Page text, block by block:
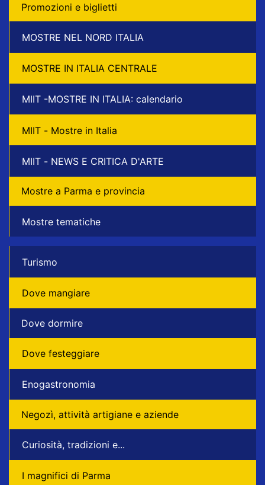
Promozioni e biglietti
MOSTRE NEL NORD ITALIA
MOSTRE IN ITALIA CENTRALE
MIIT -MOSTRE IN ITALIA: calendario
MIIT - Mostre in Italia
MIIT - NEWS E CRITICA D'ARTE
Mostre a Parma e provincia
Mostre tematiche
Turismo
Dove mangiare
Dove dormire
Dove festeggiare
Enogastronomia
Negozì, attività artigiane e aziende
Curiosità, tradizioni e...
I magnifici di Parma